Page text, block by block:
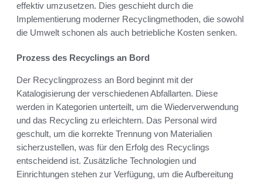
effektiv umzusetzen. Dies geschieht durch die
Implementierung moderner Recyclingmethoden, die sowohl
die Umwelt schonen als auch betriebliche Kosten senken.
Prozess des Recyclings an Bord
Der Recyclingprozess an Bord beginnt mit der
Katalogisierung der verschiedenen Abfallarten. Diese
werden in Kategorien unterteilt, um die Wiederverwendung
und das Recycling zu erleichtern. Das Personal wird
geschult, um die korrekte Trennung von Materialien
sicherzustellen, was für den Erfolg des Recyclings
entscheidend ist. Zusätzliche Technologien und
Einrichtungen stehen zur Verfügung, um die Aufbereitung